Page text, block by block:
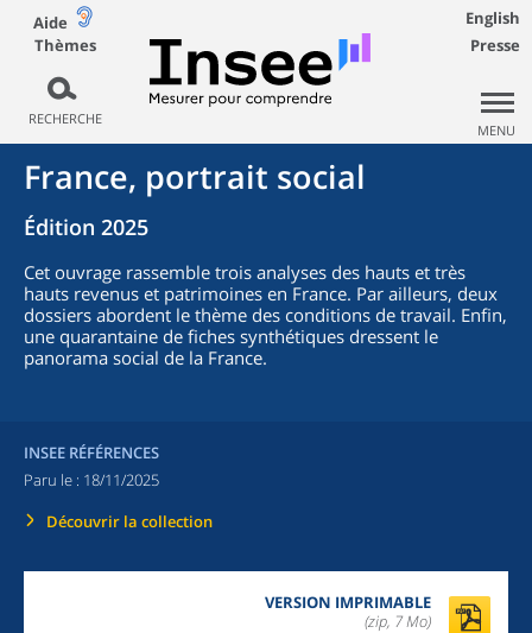
Aide
Thèmes
RECHERCHE
English
Presse
MENU
France, portrait social
Édition 2025
Cet ouvrage rassemble trois analyses des hauts et très
hauts revenus et patrimoines en France. Par ailleurs, deux
dossiers abordent le thème des conditions de travail. Enfin,
une quarantaine de fiches synthétiques dressent le
panorama social de la France.
INSEE RÉFÉRENCES
Paru le : 18/11/2025
Découvrir la collection
VERSION IMPRIMABLE
(zip, 7 Mo)